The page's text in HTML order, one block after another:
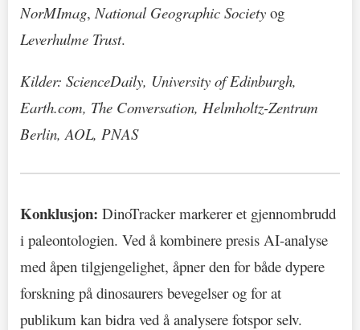
NorMImag, National Geographic Society og
Leverhulme Trust.
Kilder: ScienceDaily, University of Edinburgh,
Earth.com, The Conversation, Helmholtz-Zentrum
Berlin, AOL, PNAS
Konklusjon: DinoTracker markerer et gjennombrudd
i paleontologien. Ved å kombinere presis AI-analyse
med åpen tilgjengelighet, åpner den for både dypere
forskning på dinosaurers bevegelser og for at
publikum kan bidra ved å analysere fotspor selv.